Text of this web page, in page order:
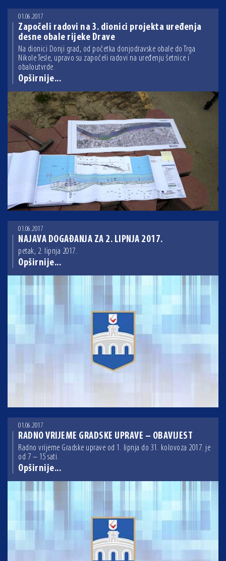
01.06.2017
Započeli radovi na 3. dionici projekta uređenja
desne obale rijeke Drave
Na dionici Donji grad, od početka donjodravske obale do Trga
Nikole Tesle, upravo su započeli radovi na uređenju šetnice i
obaloutvrde.
Opširnije...
01.06.2017
NAJAVA DOGAĐANJA ZA 2. LIPNJA 2017.
petak, 2. lipnja 2017.
Opširnije...
01.06.2017
RADNO VRIJEME GRADSKE UPRAVE – OBAVIJEST
Radno vrijeme Gradske uprave od 1. lipnja do 31. kolovoza 2017. je
od 7 – 15 sati.
Opširnije...